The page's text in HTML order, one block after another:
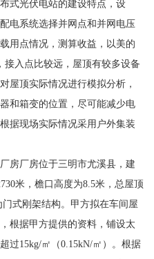
式光伏电站的建设特点，设
电系统选择并网点和并网电压
用点情况，测算收益，以美的
接入点比较远，屋顶有较多设备
屋顶实际情况进行模拟分析，
和箱变的位置，尽可能减少电
据现场实际情况采用户外集装
房厂房位于三明市尤溪县，建
米，檐口高度为8.5米，总屋顶
式刚架结构。甲方拟在车间屋
根据甲方提供的资料，铺设太
过15kg/㎡（0.15kN/㎡）。根据